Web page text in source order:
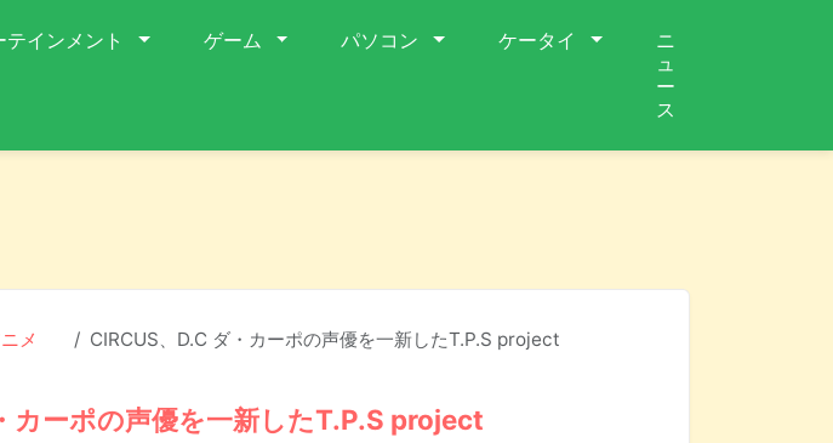
テインメント ゲーム パソコン ケータイ
ニ
ュ
ー
ス
メ CIRCUS、D.C ダ・カーポの声優を一新したT.P.S project
カーポの声優を一新したT.P.S project